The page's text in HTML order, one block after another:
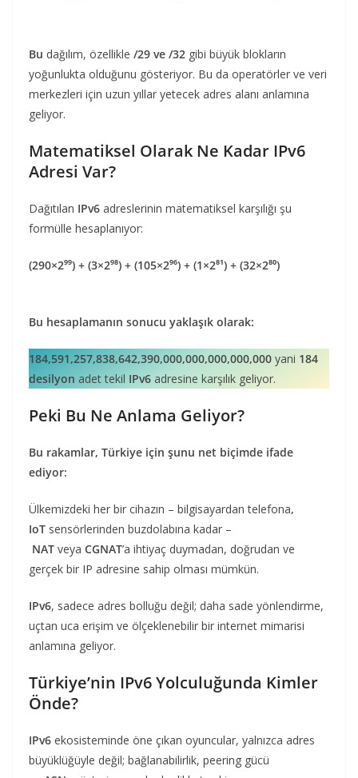
Bu dağılım, özellikle /29 ve /32 gibi büyük blokların
yoğunlukta olduğunu gösteriyor. Bu da operatörler ve veri
merkezleri için uzun yıllar yetecek adres alanı anlamına
geliyor.
Matematiksel Olarak Ne Kadar IPv6
Adresi Var?
Dağıtılan IPv6 adreslerinin matematiksel karşılığı şu
formülle hesaplanıyor:
(290×2⁹⁹) + (3×2⁹⁸) + (105×2⁹⁶) + (1×2⁸¹) + (32×2⁸⁰)
Bu hesaplamanın sonucu yaklaşık olarak:
184,591,257,838,642,390,000,000,000,000,000 yani 184
desilyon adet tekil IPv6 adresine karşılık geliyor.
Peki Bu Ne Anlama Geliyor?
Bu rakamlar, Türkiye için şunu net biçimde ifade
ediyor:
Ülkemizdeki her bir cihazın – bilgisayardan telefona,
IoT sensörlerinden buzdolabına kadar –
NAT veya CGNAT’a ihtiyaç duymadan, doğrudan ve
gerçek bir IP adresine sahip olması mümkün.
IPv6, sadece adres bolluğu değil; daha sade yönlendirme,
uçtan uca erişim ve ölçeklenebilir bir internet mimarisi
anlamına geliyor.
Türkiye’nin IPv6 Yolculuğunda Kimler
Önde?
IPv6 ekosisteminde öne çıkan oyuncular, yalnızca adres
büyüklüğüyle değil; bağlanabilirlik, peering gücü